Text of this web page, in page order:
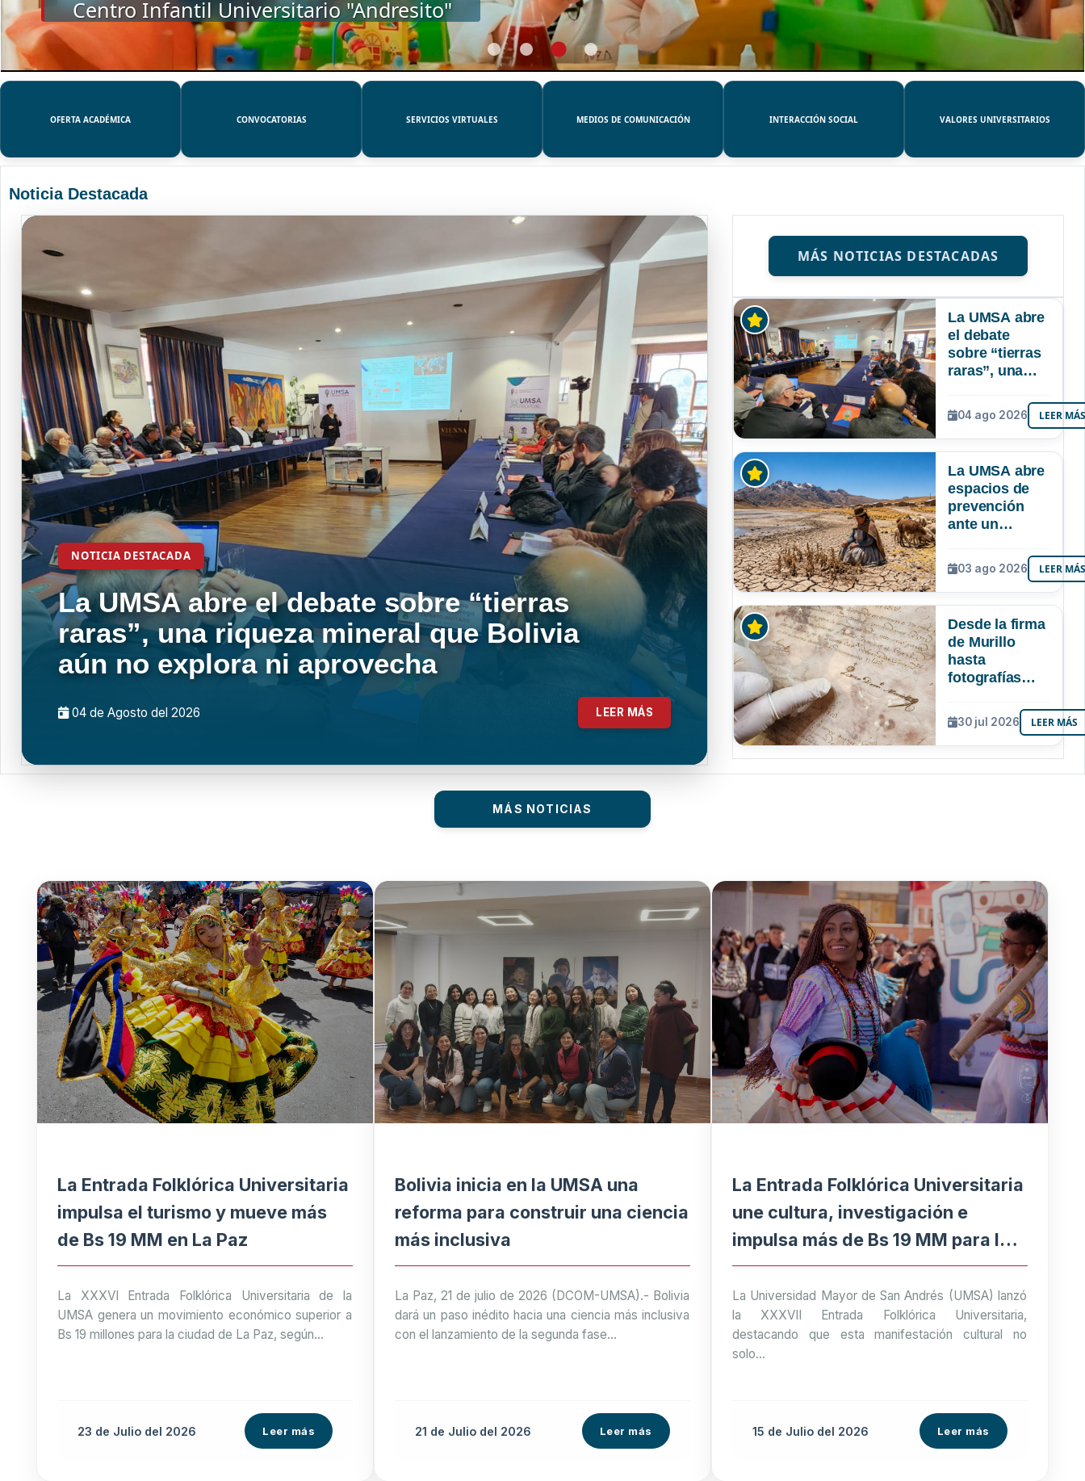
SSUE
OFERTA ACADÉMICA CONVOCATORIAS SERVICIOS VIRTUALES MEDIOS DE COMUNICACIÓN INTERACCIÓN SOCIAL VALORES UNIVERSITARIOS
Noticia Destacada
NOTICIA DESTACADA
La UMSA abre el debate sobre “tierras
raras”, una riqueza mineral que Bolivia
aún no explora ni aprovecha
04 de Agosto del 2026 LEER MÁS
MÁS NOTICIAS DESTACADAS
La UMSA abre
el debate
sobre “tierras
raras”, una
mineral que
Bolivia aún no
explora ni
04 ago 2026 LEER
La UMSA abre
espacios de
prevención
ante un
Niño que
podría superar
a los tres
Bolivia
03 ago 2026 LEER
Desde la firma
de Murillo
hasta
fotografías
UMSA
resguarda 6
joyas de la
30 jul 2026 LEER MÁS
MÁS NOTICIAS
La Entrada Folklórica Universitaria
impulsa el turismo y mueve más
de Bs 19 MM en La Paz
La XXXVI Entrada Folklórica Universitaria de la
UMSA genera un movimiento económico superior a
Bs 19 millones para la ciudad de La Paz, según...
23 de Julio del 2026 Leer más
Bolivia inicia en la UMSA una
reforma para construir una ciencia
más inclusiva
La Paz, 21 de julio de 2026 (DCOM-UMSA).- Bolivia
dará un paso inédito hacia una ciencia más inclusiva
con el lanzamiento de la segunda fase...
21 de Julio del 2026 Leer más
La Entrada Folklórica Universitaria
une cultura, investigación e
impulsa más de Bs 19 MM para la
economía paceña
La Universidad Mayor de San Andrés (UMSA) lanzó
la XXXVII Entrada Folklórica Universitaria,
destacando que esta manifestación cultural no
solo...
15 de Juliodel 2026 Leer más